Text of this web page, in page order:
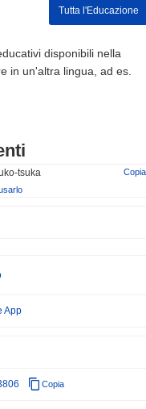
Tutta l'Educazione
disponibili nella
in un'altra lingua, ad es.
tsuka
Copia
App
Copia